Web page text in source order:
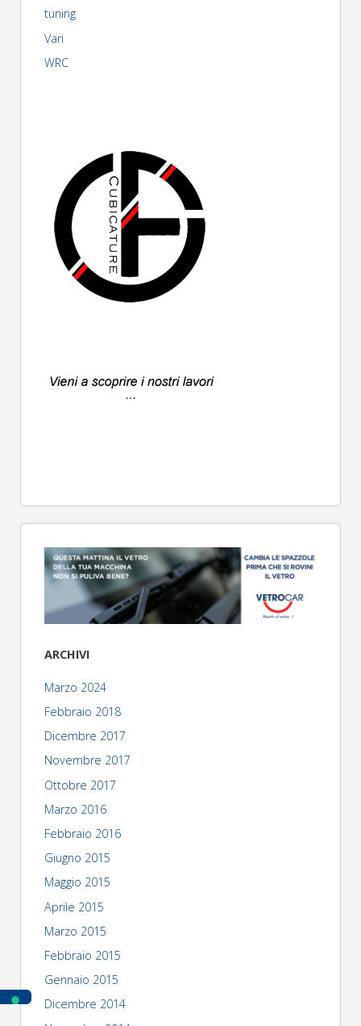
tuning
Vari
WRC
ARCHIVI
Marzo 2024
Febbraio 2018
Dicembre 2017
Novembre 2017
Ottobre 2017
Marzo 2016
Febbraio 2016
Giugno 2015
Maggio 2015
Aprile 2015
Marzo 2015
Febbraio 2015
Gennaio 2015
Dicembre 2014